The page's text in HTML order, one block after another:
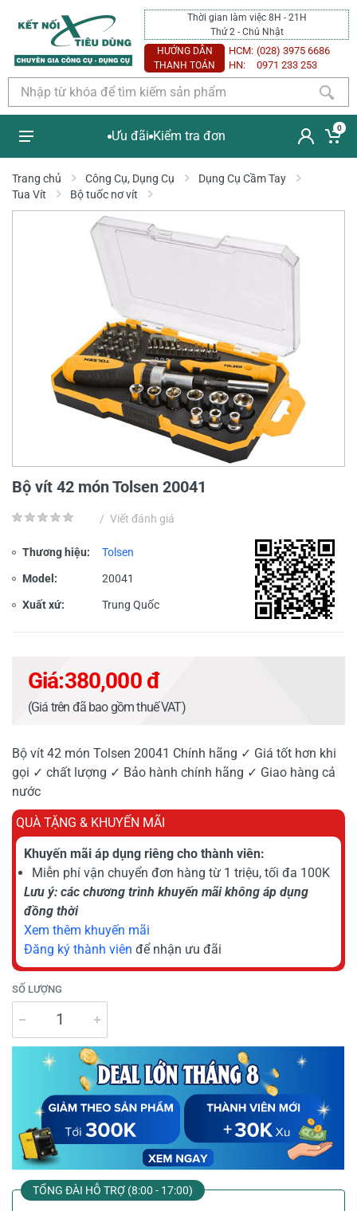
Thời gian làm việc 8H - 21H
Thứ 2 - Chủ Nhật
HƯỚNG DẪN
THANH TOÁN
HCM: (028) 3975 6686
HN:
0971 233 253
Ưu đãi Kiểm tra đơn
0
Trang chủ Công Cụ, Dụng Cụ
Dụng Cụ Cầm Tay
Tua Vít
Bộ tuốc nơ vít
Bộ vít 42 món Tolsen 20041
/ Viết đánh giá
Thương hiệu: Tolsen
Model: 20041
Xuất xứ: Trung Quốc
Giá:380,000 đ
(Giá trên đã bao gồm thuế VAT)
Bộ vít 42 món Tolsen 20041 Chính hãng ✓ Giá tốt hơn khi
gọi ✓ chất lượng ✓ Bảo hành chính hãng ✓ Giao hàng cả
nước
QUÀ TẶNG & KHUYẾN MÃI
Khuyến mãi áp dụng riêng cho thành viên:
Miễn phí vận chuyển đơn hàng từ 1 triệu, tối đa 100K
Lưu ý: các chương trình khuyến mãi không áp dụng
đồng thời
Xem thêm khuyến mãi
Đăng ký thành viên để nhận ưu đãi
SỐ LƯỢNG
TỔNG ĐÀI HỖ TRỢ (8:00 - 17:00)